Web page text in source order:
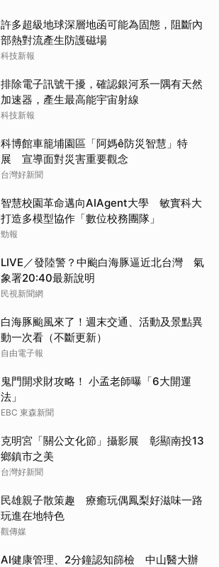
許多超級地球深層地函可能為固態，阻斷內
部熱對流產生防護磁場
科技新報
排除電子訊號干擾，確認銀河系一隅有天然
加速器，產生最高能宇宙射線
科技新報
科博館車籠埔園區「阿媽ê防災智慧」特
展 宣導面對災害重要觀念
台灣好新聞
智慧校園革命邁向AIAgent大學 敏實科大
打造多模型協作「數位校務團隊」
勁報
LIVE／發陸警？中颱白海豚逼近北台灣 氣
象署20:40最新說明
民視新聞網
白海豚颱風來了！週末交通、活動及景點異
動一次看（不斷更新）
自由電子報
鬼門開求財攻略！ 小孟老師曝「6大開運
法」
EBC 東森新聞
克明宮「關公文化節」攝影展 彰顯南投13
鄉鎮市之美
台灣好新聞
民雄親子散策趣 療癒玩偶鳳梨好滋味一路
玩進在地特色
觀傳媒
AI健康管理、2分鐘認知篩檢 中山醫大辦